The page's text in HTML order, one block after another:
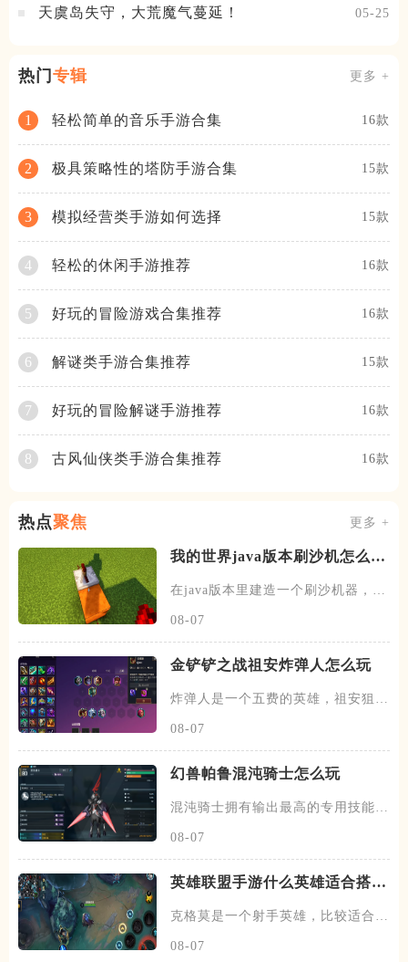
天虞岛失守，大荒魔气蔓延！ 05-25
热门 专辑 更多 +
1 轻松简单的音乐手游合集 16款
2 极具策略性的塔防手游合集 15款
3 模拟经营类手游如何选择 15款
4 轻松的休闲手游推荐 16款
5 好玩的冒险游戏合集推荐 16款
6 解谜类手游合集推荐 15款
7 好玩的冒险解谜手游推荐 16款
8 古风仙侠类手游合集推荐 16款
热点聚焦 更多 +
我的世界java版本刷沙机怎么建
在java版本里建造一个刷沙机器，首
08-07
金铲铲之战祖安炸弹人怎么玩
炸弹人是一个五费的英雄，祖安狙神
08-07
幻兽帕鲁混沌骑士怎么玩
混沌骑士拥有输出最高的专用技能双
08-07
英雄联盟手游什么英雄适合搭配
克格莫是一个射手英雄，比较适合走
08-07